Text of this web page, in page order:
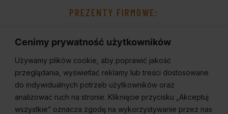
Cenimy prywatność użytkowników
Używamy plików cookie, aby poprawić jakość
przeglądania, wyświetlać reklamy lub treści dostosowane
do indywidualnych potrzeb użytkowników oraz
analizować ruch na stronie. Kliknięcie przycisku „Akceptuj
wszystkie” oznacza zgodę na wykorzystywanie przez nas
PREZENTY FIRMOWE: